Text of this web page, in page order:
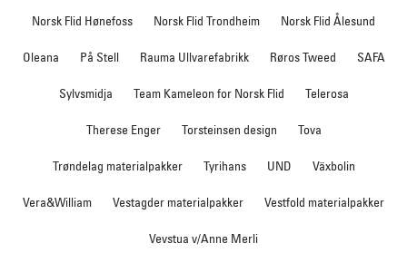
Norsk Flid Hønefoss Norsk Flid Trondheim Norsk Flid Ålesund
Oleana På Stell Rauma Ullvarefabrikk Røros Tweed SAFA
Sylvsmidja Team Kameleon for Norsk Flid Telerosa
Therese Enger Torsteinsen design Tova
Trøndelag materialpakker Tyrihans UND Växbolin
Vera&William Vestagder materialpakker Vestfold materialpakker
Vevstua v/Anne Merli